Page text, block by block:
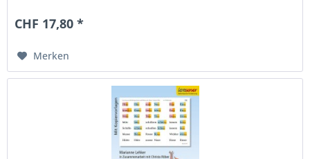
CHF 17,80 *
Merken